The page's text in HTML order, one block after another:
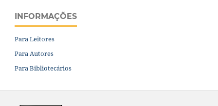
INFORMAÇÕES
Para Leitores
Para Autores
Para Bibliotecários